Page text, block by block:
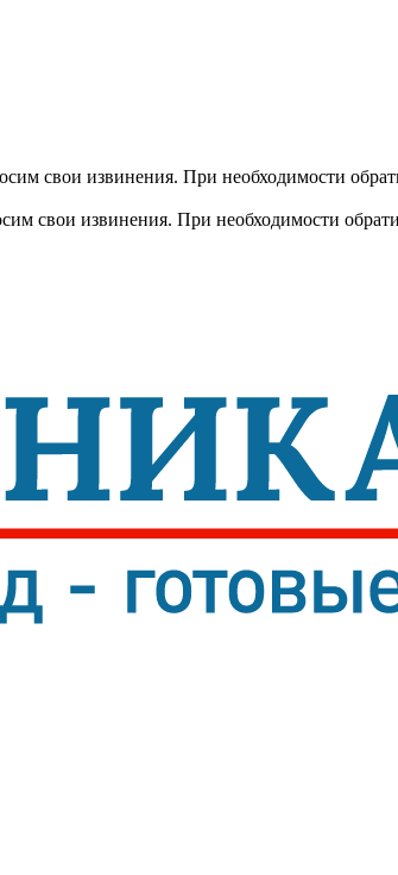
свои извинения. При необходимости
свои извинения. При необходимости